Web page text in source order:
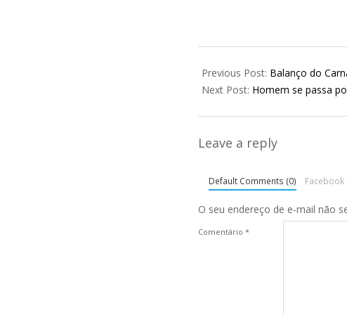
02-
20
Previous Post: Balanço do
Next Post: Homem se passa
Leave a reply
Default Comments (0)
O seu endereço de e-mail não
Comentário *